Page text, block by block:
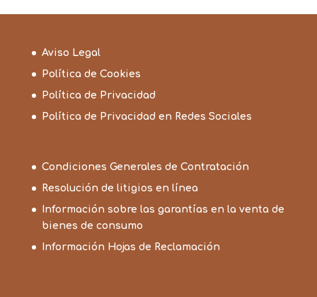
Aviso Legal
Política de Cookies
Política de Privacidad
Política de Privacidad en Redes Sociales
Condiciones Generales de Contratación
Resolución de litigios en línea
Información sobre las garantías en la venta de
bienes de consumo
Información Hojas de Reclamación